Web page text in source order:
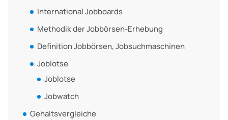
International Jobboards
Methodik der Jobbörsen-Erhebung
Definition Jobbörsen, Jobsuchmaschinen
Joblotse
Joblotse
Jobwatch
Gehaltsvergleiche